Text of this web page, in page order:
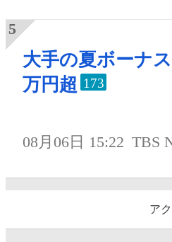
大手の夏ボーナ
万円超 173
08月06日 15:22 TBS
ア